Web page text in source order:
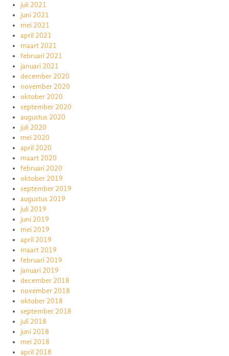
juli 2021
juni 2021
mei 2021
april 2021
maart 2021
februari 2021
januari 2021
december 2020
november 2020
oktober 2020
september 2020
augustus 2020
juli 2020
mei 2020
april 2020
maart 2020
februari 2020
oktober 2019
september 2019
augustus 2019
juli 2019
juni 2019
mei 2019
april 2019
maart 2019
februari 2019
januari 2019
december 2018
november 2018
oktober 2018
september 2018
juli 2018
juni 2018
mei 2018
april 2018